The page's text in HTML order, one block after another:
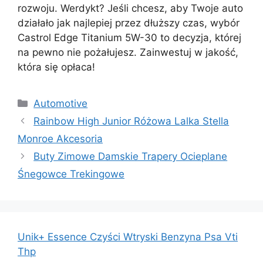
rozwoju. Werdykt? Jeśli chcesz, aby Twoje auto
działało jak najlepiej przez dłuższy czas, wybór
Castrol Edge Titanium 5W-30 to decyzja, której
na pewno nie pożałujesz. Zainwestuj w jakość,
która się opłaca!
Kategorie
Automotive
Rainbow High Junior Różowa Lalka Stella
Monroe Akcesoria
Buty Zimowe Damskie Trapery Ocieplane
Śnegowce Trekingowe
Unik+ Essence Czyści Wtryski Benzyna Psa Vti
Thp